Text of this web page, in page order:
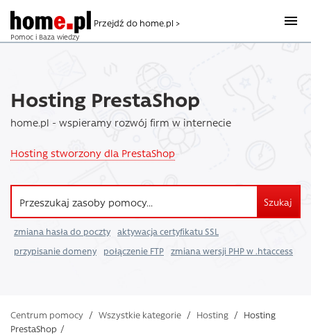
Pomoc i Baza wiedzy
Przejdź do home.pl >
Hosting PrestaShop
home.pl - wspieramy rozwój firm w internecie
Hosting stworzony dla PrestaShop
Szukaj
zmiana hasła do poczty
aktywacja certyfikatu SSL
przypisanie domeny
połączenie FTP zmiana wersji PHP w .htaccess
Centrum pomocy / Wszystkie kategorie / Hosting / Hosting
PrestaShop /